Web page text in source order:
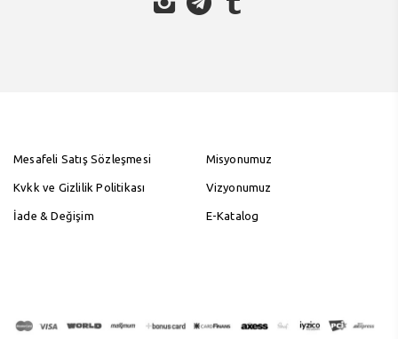
Mesafeli Satış Sözleşmesi
Kvkk ve Gizlilik Politikası
İade & Değişim
Misyonumuz
Vizyonumuz
E-Katalog